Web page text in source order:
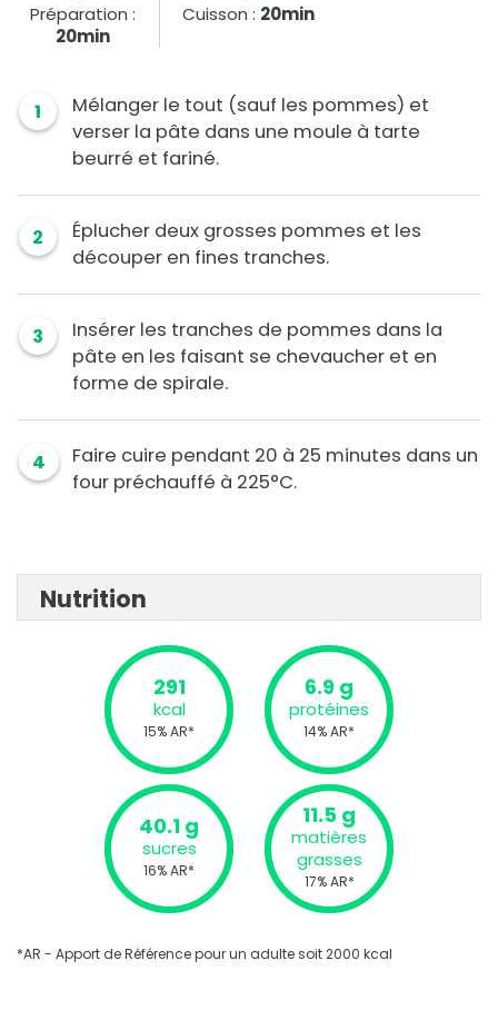
Préparation :
20min
Cuisson : 20min
1
Mélanger le tout (sauf les pommes) et
verser la pâte dans une moule à tarte
beurré et fariné.
2
Éplucher deux grosses pommes et les
découper en fines tranches.
3
Insérer les tranches de pommes dans la
pâte en les faisant se chevaucher et en
forme de spirale.
4
Faire cuire pendant 20 à 25 minutes dans un
four préchauffé à 225°C.
Nutrition
291
kcal
15% AR*
6.9 g
protéines
14% AR*
40.1 g
sucres
16% AR*
11.5 g
matières
grasses
17% AR*
*AR - Apport de Référence pour un adulte soit 2000 kcal